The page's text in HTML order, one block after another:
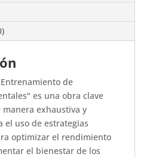
de
es una obra clave
exhaustiva y
el uso de estrategias
optimizar el rendimiento
el bienestar de los